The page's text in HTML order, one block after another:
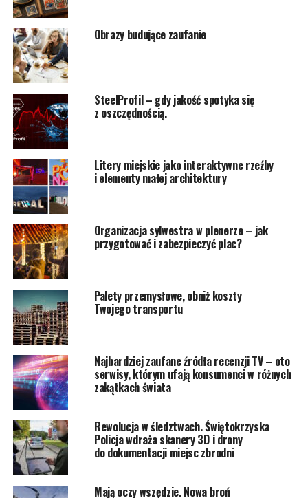
Obrazy budujące zaufanie
SteelProfil – gdy jakość spotyka się
z oszczędnością.
Litery miejskie jako interaktywne rzeźby
i elementy małej architektury
Organizacja sylwestra w plenerze – jak
przygotować i zabezpieczyć plac?
Palety przemysłowe, obniż koszty
Twojego transportu
Najbardziej zaufane źródła recenzji TV – oto
serwisy, którym ufają konsumenci w różnych
zakątkach świata
Rewolucja w śledztwach. Świętokrzyska
Policja wdraża skanery 3D i drony
do dokumentacji miejsc zbrodni
Mają oczy wszędzie. Nowa broń